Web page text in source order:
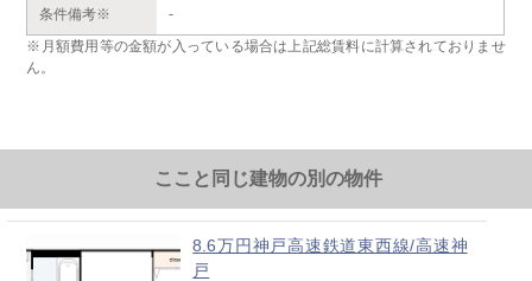
条件備考※
-
※月額費用等の金額が入っている場合は上記総賃料に計算されておりませ
ん。
ここと同じ建物の別の物件
8.6万円神戸高速鉄道東西線/高速神
戸